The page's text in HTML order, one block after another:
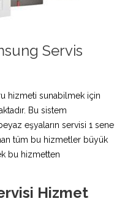
Servis
hizmeti sunabilmek için
Bu sistem
eşyaların servisi 1 sene
tüm bu hizmetler büyük
bu hizmetten
Hizmet